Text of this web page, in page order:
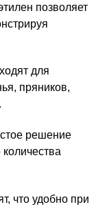
позволяет
для
пряников,
решение
что удобно при